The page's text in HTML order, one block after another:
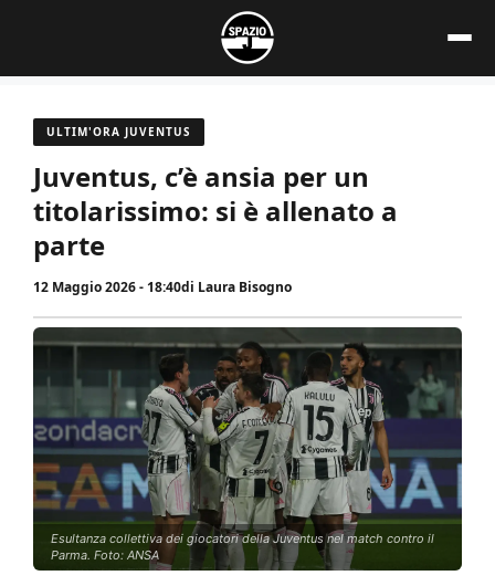
contenuto
ULTIM'ORA JUVENTUS
Juventus, c’è ansia per un
titolarissimo: si è allenato a
parte
12 Maggio 2026 - 18:40di Laura Bisogno
Esultanza collettiva dei giocatori della Juventus nel match contro il
Parma. Foto: ANSA